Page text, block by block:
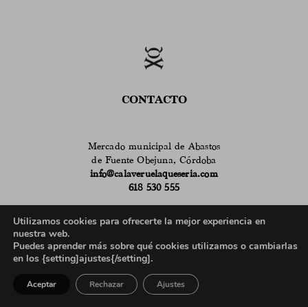
CONTACTO
Mercado municipal de Abastos
de Fuente Obejuna, Córdoba
info@calaveruelaqueseria.com
618 530 555
9 a 14h de martes a sábado
en verano
de 9 a 14h de lunes a sábado
635 962 100
Horario de atención telefónica para profesionales:
9 a 13h de lunes a viernes
Utilizamos cookies para ofrecerte la mejor experiencia en
nuestra web.
Puedes aprender más sobre qué cookies utilizamos o cambiarlas
en los {setting]ajustes{/setting].
Aceptar Rechazar Ajustes